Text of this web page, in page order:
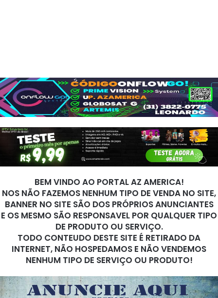
BEM VINDO AO PORTAL AZ AMERICA!
NOS NÃO FAZEMOS NENHUM TIPO DE VENDA NO SITE,
BANNER NO SITE SÃO DOS PRÓPRIOS ANUNCIANTES
E OS MESMO SÃO RESPONSAVEL POR QUALQUER TIPO
DE PRODUTO OU SERVIÇO.
TODO CONTEUDO DESTE SITE É RETIRADO DA
INTERNET, NÃO HOSPEDAMOS E NÃO VENDEMOS
NENHUM TIPO DE SERVIÇO OU PRODUTO!